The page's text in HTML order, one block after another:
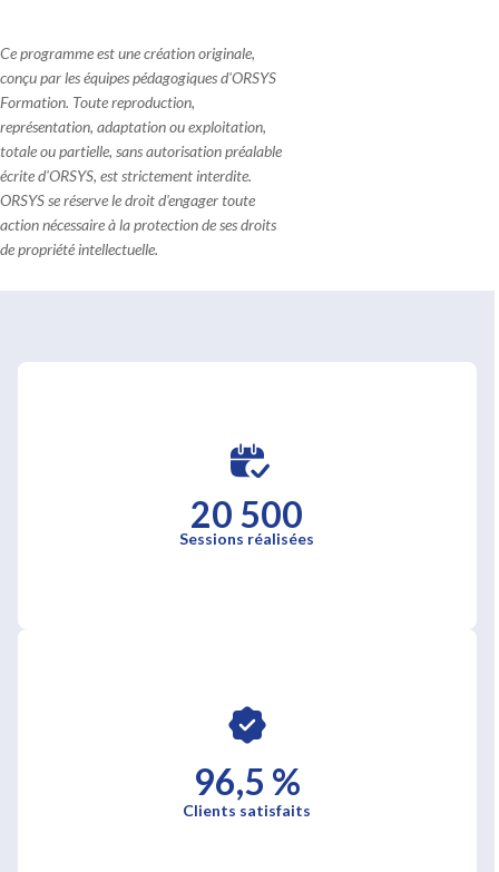
Ce programme est une création originale,
conçu par les équipes pédagogiques d'ORSYS
Formation. Toute reproduction,
représentation, adaptation ou exploitation,
totale ou partielle, sans autorisation préalable
écrite d'ORSYS, est strictement interdite.
ORSYS se réserve le droit d'engager toute
action nécessaire à la protection de ses droits
de propriété intellectuelle.
20 500
Sessions réalisées
96,5 %
Clients satisfaits